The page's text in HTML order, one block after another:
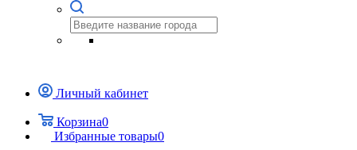
Личный кабинет
Корзина0
Избранные товары0